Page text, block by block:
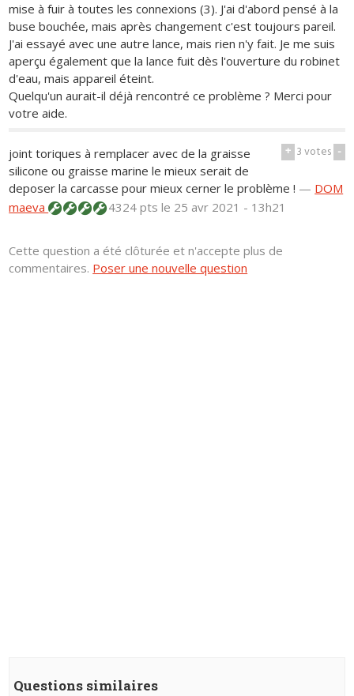
mise à fuir à toutes les connexions (3). J'ai d'abord pensé à la
buse bouchée, mais après changement c'est toujours pareil.
J'ai essayé avec une autre lance, mais rien n'y fait. Je me suis
aperçu également que la lance fuit dès l'ouverture du robinet
d'eau, mais appareil éteint.
Quelqu'un aurait-il déjà rencontré ce problème ? Merci pour
votre aide.
+ 3votes -
joint toriques à remplacer avec de la graisse
silicone ou graisse marine le mieux serait de
deposer la carcasse pour mieux cerner le problème ! — DOM
maeva
4324 ptsle 25 avr 2021 - 13h21
Cette question a été clôturée et n'accepte plus de
commentaires. Poser une nouvelle question
Questions similaires